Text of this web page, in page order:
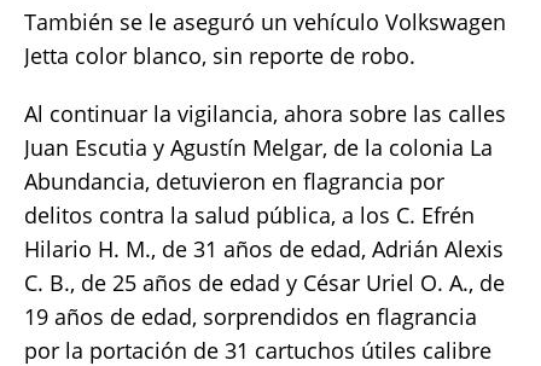
También se le aseguró un vehículo Volkswagen
Jetta color blanco, sin reporte de robo.
Al continuar la vigilancia, ahora sobre las calles
Juan Escutia y Agustín Melgar, de la colonia La
Abundancia, detuvieron en flagrancia por
delitos contra la salud pública, a los C. Efrén
Hilario H. M., de 31 años de edad, Adrián Alexis
C. B., de 25 años de edad y César Uriel O. A., de
19 años de edad, sorprendidos en flagrancia
por la portación de 31 cartuchos útiles calibre